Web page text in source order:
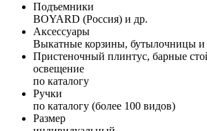
Подъемники
BOYARD (Россия) и др.
Аксессуары
Выкатные корзины, бутылочницы и
Пристеночный плинтус, барные
освещение
по каталогу
Ручки
по каталогу (более 100 видов)
Размер